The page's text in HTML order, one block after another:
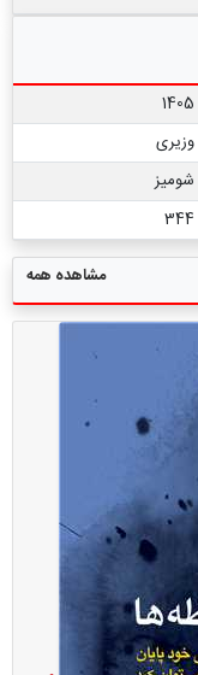
1405
وزیری
شومیز
344
مشاهده همه